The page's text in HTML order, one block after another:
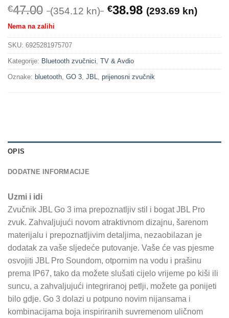
€47.00 (354.12 kn) €38.98 (293.69 kn)
Nema na zalihi
SKU: 6925281975707
Kategorije: Bluetooth zvučnici TV & Avdio
Oznake: bluetooth GO 3 JBL prijenosni zvučnik
OPIS
DODATNE INFORMACIJE
Uzmi i idi
Zvučnik JBL Go 3 ima prepoznatljiv stil i bogat JBL Pro
zvuk. Zahvaljujući novom atraktivnom dizajnu, šarenom
materijalu i prepoznatljivim detaljima, nezaobilazan je
dodatak za vaše sljedeće putovanje. Vaše će vas pjesme
osvojiti JBL Pro Soundom, otpornim na vodu i prašinu
prema IP67, tako da možete slušati cijelo vrijeme po kiši ili
suncu, a zahvaljujući integriranoj petlji, možete ga ponijeti
bilo gdje. Go 3 dolazi u potpuno novim nijansama i
kombinacijama boja inspiriranih suvremenom uličnom